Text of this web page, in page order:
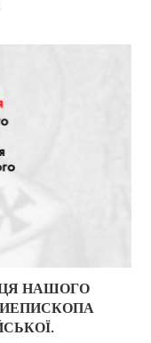
НАШОГО